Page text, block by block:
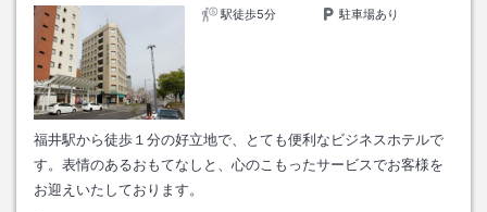
駅徒歩5分
駐車場あり
福井駅から徒歩１分の好立地で、とても便利なビジネスホテルで
す。表情のあるおもてなしと、心のこもったサービスでお客様を
お迎えいたしております。